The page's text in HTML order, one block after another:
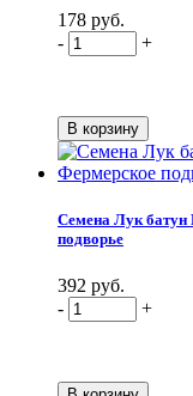
178 руб.
-
+
Семена Лук батун
подворье
392 руб.
-
+